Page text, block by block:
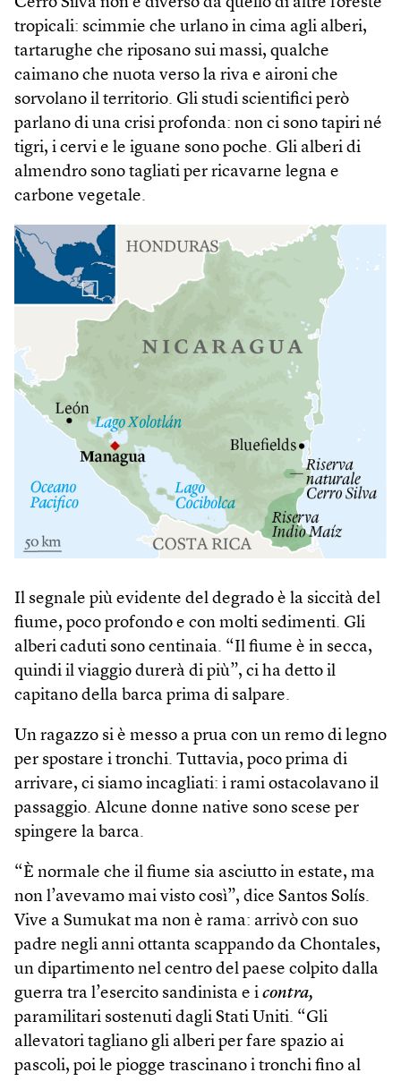
tropicali: scimmie che urlano in cima agli alberi,
tartarughe che riposano sui massi, qualche
caimano che nuota verso la riva e aironi che
sorvolano il territorio. Gli studi scientifici però
parlano di una crisi profonda: non ci sono tapiri né
tigri, i cervi e le iguane sono poche. Gli alberi di
almendro sono tagliati per ricavarne legna e
carbone vegetale.
Il segnale più evidente del degrado è la siccità del
fiume, poco profondo e con molti sedimenti. Gli
alberi caduti sono centinaia. “Il fiume è in secca,
quindi il viaggio durerà di più”, ci ha detto il
capitano della barca prima di salpare.
Un ragazzo si è messo a prua con un remo di legno
per spostare i tronchi. Tuttavia, poco prima di
arrivare, ci siamo incagliati: i rami ostacolavano il
passaggio. Alcune donne native sono scese per
spingere la barca.
“È normale che il fiume sia asciutto in estate, ma
non l’avevamo mai visto così”, dice Santos Solís.
Vive a Sumukat ma non è rama: arrivò con suo
padre negli anni ottanta scappando da Chontales,
un dipartimento nel centro del paese colpito dalla
guerra tra l’esercito sandinista e i contra,
paramilitari sostenuti dagli Stati Uniti. “Gli
allevatori tagliano gli alberi per fare spazio ai
pascoli, poi le piogge trascinano i tronchi fino al